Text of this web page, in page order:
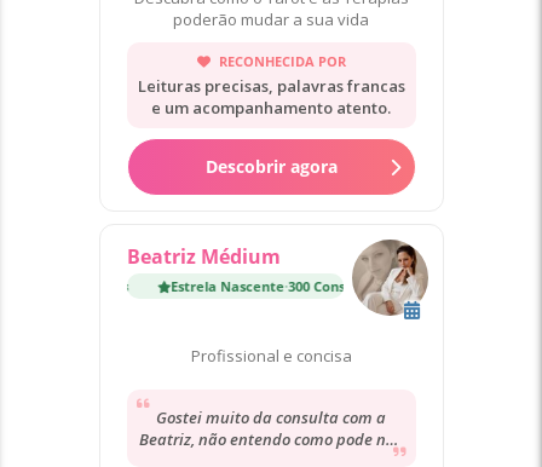
poderão mudar a sua vida
RECONHECIDA POR
Leituras precisas, palavras francas
e um acompanhamento atento.
Descobrir agora
Beatriz Médium
Estrela Nascente·300 Consultas Estrela Nascente
Profissional e concisa
Gostei muito da consulta com a
Beatriz, não entendo como pode não